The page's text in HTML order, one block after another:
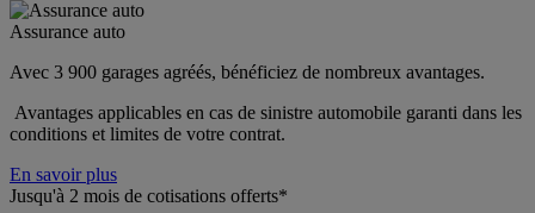
Assurance auto
Avec 3 900 garages agréés, bénéficiez de nombreux avantages.
Avantages applicables en cas de sinistre automobile garanti dans les
conditions et limites de votre contrat.
En savoir plus
Jusqu'à 2 mois de cotisations offerts*